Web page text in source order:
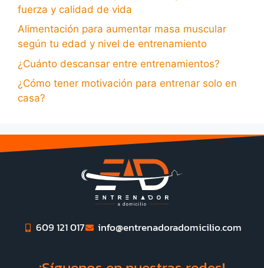
fuerza y calidad de vida
Alimentación para aumentar masa muscular
según tu edad y nivel de entrenamiento
¿Cuánto descansar entre entrenamientos?
¿Cómo tener motivación para entrenar solo en
casa?
609 121 017 info@entrenadoradomicilio.com